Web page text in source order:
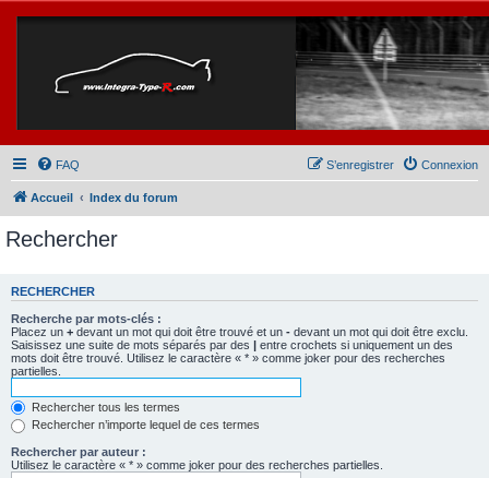
FAQ Connexion
S’enregistrer
Accueil Index du forum
Rechercher
RECHERCHER
Recherche par mots-clés :
Placez un + devant un mot qui doit être trouvé et un - devant un mot qui doit être exclu.
Saisissez une suite de mots séparés par des | entre crochets si uniquement un des
mots doit être trouvé. Utilisez le caractère « * » comme joker pour des recherches
partielles.
Rechercher tous les termes
Rechercher n’importe lequel de ces termes
Rechercher par auteur :
Utilisez le caractère « * » comme joker pour des recherches partielles.